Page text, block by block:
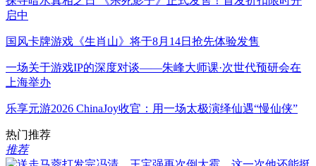
启中
国风卡牌游戏《生肖山》将于8月14日抢先体验发售
一场关于游戏IP的深度对谈——朱峰大师课·次世代预研会在
上海举办
乐享元游2026 ChinaJoy收官：用一场太极演绎仙遇“慢仙侠”
热门推荐
推荐